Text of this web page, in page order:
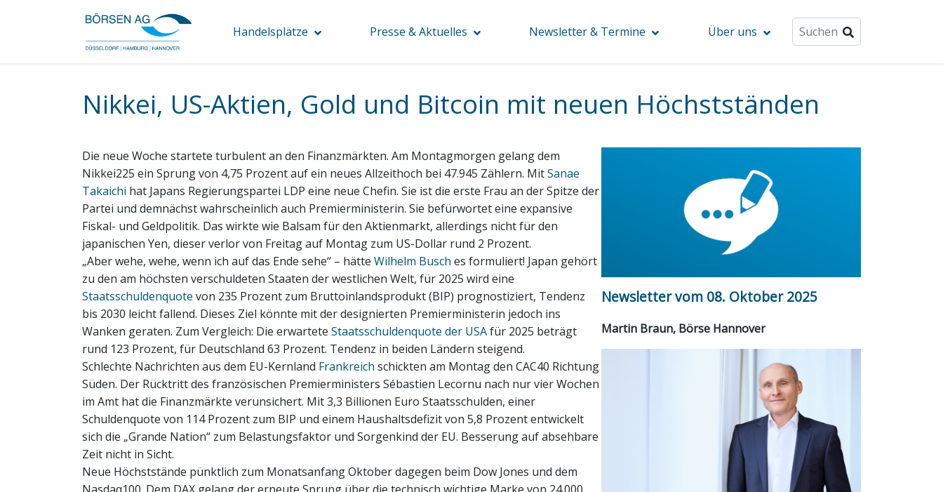
Handelsplätze Presse & Aktuelles Newsletter & Termine Über uns
Nikkei, US-Aktien, Gold und Bitcoin mit neuen Höchstständen
Die neue Woche startete turbulent an den Finanzmärkten. Am Montagmorgen gelang dem
Nikkei225 ein Sprung von 4,75 Prozent auf ein neues Allzeithoch bei 47.945 Zählern. MitSanae
Takaichi hat Japans Regierungspartei LDP eine neue Chefin. Sie ist die erste Frau an der Spitze der
Partei und demnächst wahrscheinlich auch Premierministerin. Sie befürwortet eine expansive
Fiskal- und Geldpolitik. Das wirkte wie Balsam für den Aktienmarkt, allerdings nicht für den
japanischen Yen, dieser verlor von Freitag auf Montag zum US-Dollar rund 2 Prozent.
„Aber wehe, wehe, wenn ich auf das Ende sehe“ – hätte Wilhelm Busch es formuliert! Japan gehört
zu den am höchsten verschuldeten Staaten der westlichen Welt, für 2025 wird eine
Staatsschuldenquote von 235 Prozent zum Bruttoinlandsprodukt (BIP) prognostiziert, Tendenz
bis 2030 leicht fallend. Dieses Ziel könnte mit der designierten Premierministerin jedoch ins
Wanken geraten. Zum Vergleich: Die erwartete Staatsschuldenquote der USAfür 2025 beträgt
rund 123 Prozent, für Deutschland 63 Prozent. Tendenz in beiden Ländern steigend.
Schlechte Nachrichten aus dem EU-Kernland Frankreich schickten am Montag den CAC40 Richtung
Süden. Der Rücktritt des französischen Premierministers Sébastien Lecornu nach nur vier Wochen
im Amt hat die Finanzmärkte verunsichert. Mit 3,3 Billionen Euro Staatsschulden, einer
Schuldenquote von 114 Prozent zum BIP und einem Haushaltsdefizit von 5,8 Prozent entwickelt
sich die „Grande Nation“ zum Belastungsfaktor und Sorgenkind der EU. Besserung auf absehbare
Zeit nicht in Sicht.
Neue Höchststände pünktlich zum Monatsanfang Oktober dagegen beim Dow Jones und dem
Newsletter vom 08. Oktober 2025
Martin Braun, Börse Hannover